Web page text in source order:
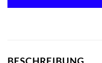
BESCHREIBUNG